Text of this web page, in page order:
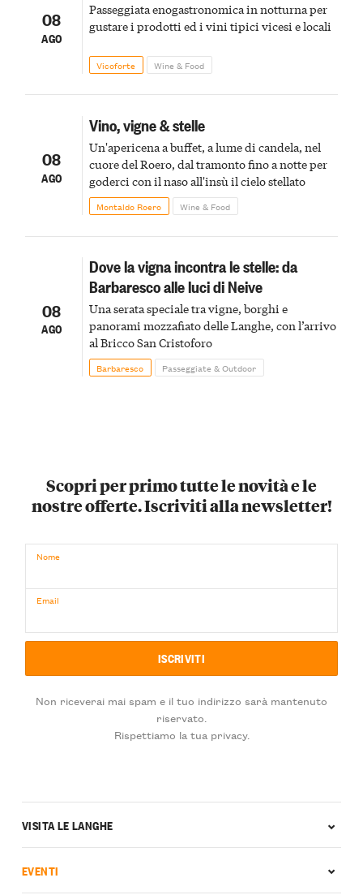
08
AGO
Passeggiata enogastronomica in notturna per
gustare i prodotti ed i vini tipici vicesi e locali
Vicoforte Wine & Food
08
AGO
Vino, vigne & stelle
Un'apericena a buffet, a lume di candela, nel
cuore del Roero, dal tramonto fino a notte per
goderci con il naso all'insù il cielo stellato
Montaldo Roero Wine & Food
08
AGO
Dove la vigna incontra le stelle: da
Barbaresco alle luci di Neive
Una serata speciale tra vigne, borghi e
panorami mozzafiato delle Langhe, con l’arrivo
al Bricco San Cristoforo
Barbaresco Passeggiate & Outdoor
Scopri per primo tutte le novità e le
nostre offerte. Iscriviti alla newsletter!
Nome
Email
Non riceverai mai spam e il tuo indirizzo sarà mantenuto
riservato.
Rispettiamo la tua privacy.
VISITA LE LANGHE
EVENTI